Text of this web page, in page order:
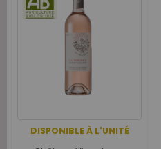
DISPONIBLE À L'UNITÉ